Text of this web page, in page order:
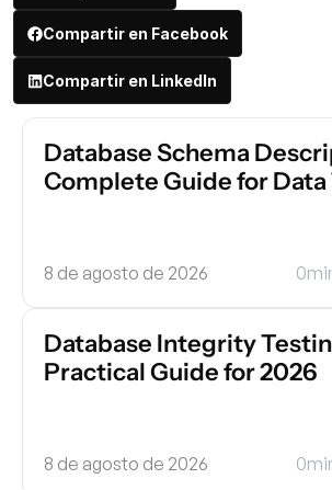
Compartir en Facebook
Compartir en LinkedIn
Database Schema
Complete Guide for Data
8 de agosto de 2026 0
Database Integrity
Practical Guide for 2026
8 de agosto de 2026 0